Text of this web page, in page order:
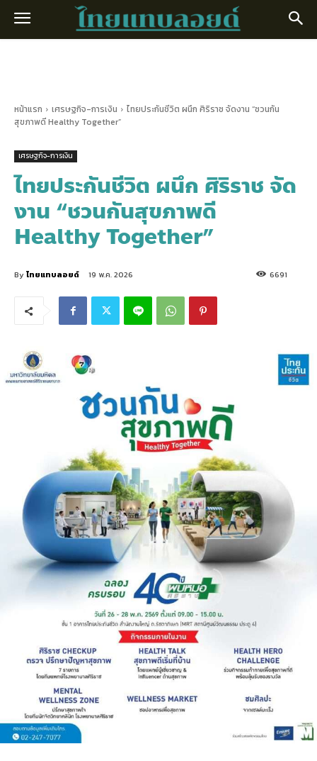
หน้าแรก เศรษฐกิจ-การเงิน
ไทยประกันชีวิต ผนึก ศิริราช จัดงาน “ชวนกัน
สุขภาพดี Healthy Together”
เศรษฐกิจ-การเงิน
ไทยประกันชีวิต ผนึก ศิริราช จัด
งาน “ชวนกันสุขภาพดี
Healthy Together”
By ไทยแทบลอยด์ 19 พ.ค. 2026 6691